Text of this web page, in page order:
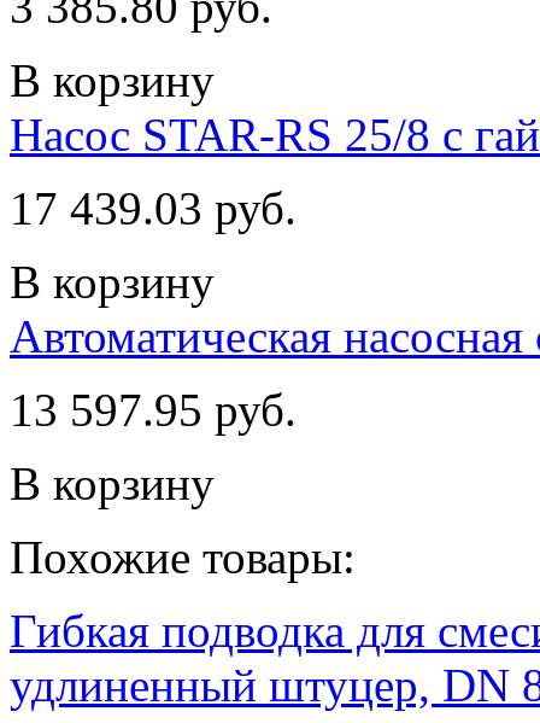
В корзину
Насос STAR-RS 25/8 с
17 439.03 руб.
В корзину
Автоматическая
13 597.95 руб.
В корзину
Похожие товары:
Гибкая подводка для
удлиненный штуцер, DN